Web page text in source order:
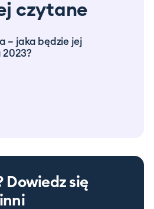
czytane
– jaka będzie jej
2023?
Dowiedz się